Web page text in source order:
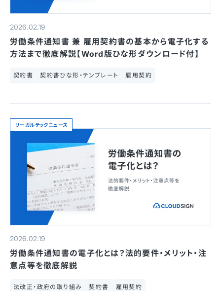
2026.02.19
労働条件通知書 兼 雇用契約書の基本から電子化する
方法まで徹底解説【Word版ひな形ダウンロード付】
契約書 契約書ひな形・テンプレート 雇用契約
リーガルテックニュース
2026.02.19
労働条件通知書の電子化とは？法的要件・メリット・注
意点等を徹底解説
法改正・政府の取り組み 契約書 雇用契約